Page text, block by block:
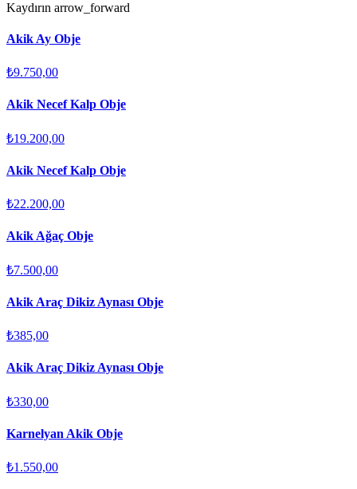
Kaydırın arrow_forward
Akik Ay Obje
₺9.750,00
Akik Necef Kalp Obje
₺19.200,00
Akik Necef Kalp Obje
₺22.200,00
Akik Ağaç Obje
₺7.500,00
Akik Araç Dikiz Aynası Obje
₺385,00
Akik Araç Dikiz Aynası Obje
₺330,00
Karnelyan Akik Obje
₺1.550,00